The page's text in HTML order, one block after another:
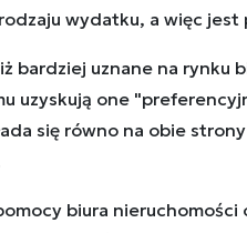
wydatku, a więc
bardziej uznane na rynku
uzyskują one
się równo na obie
biura